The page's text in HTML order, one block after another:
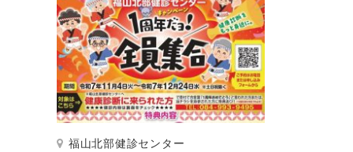
福山北部健診センター